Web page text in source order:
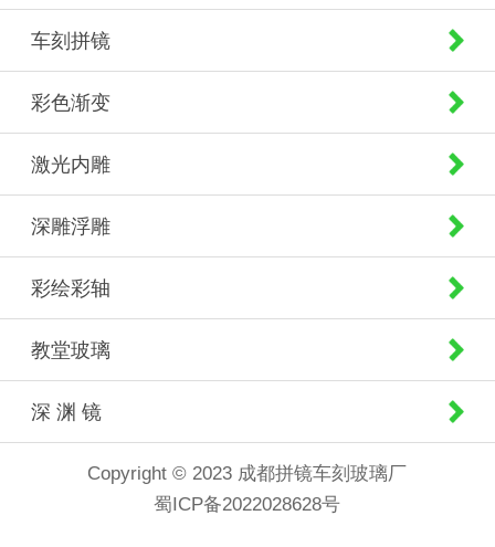
车刻拼镜
彩色渐变
激光内雕
深雕浮雕
彩绘彩轴
教堂玻璃
深 渊 镜
Copyright © 2023 成都拼镜车刻玻璃厂
蜀ICP备2022028628号